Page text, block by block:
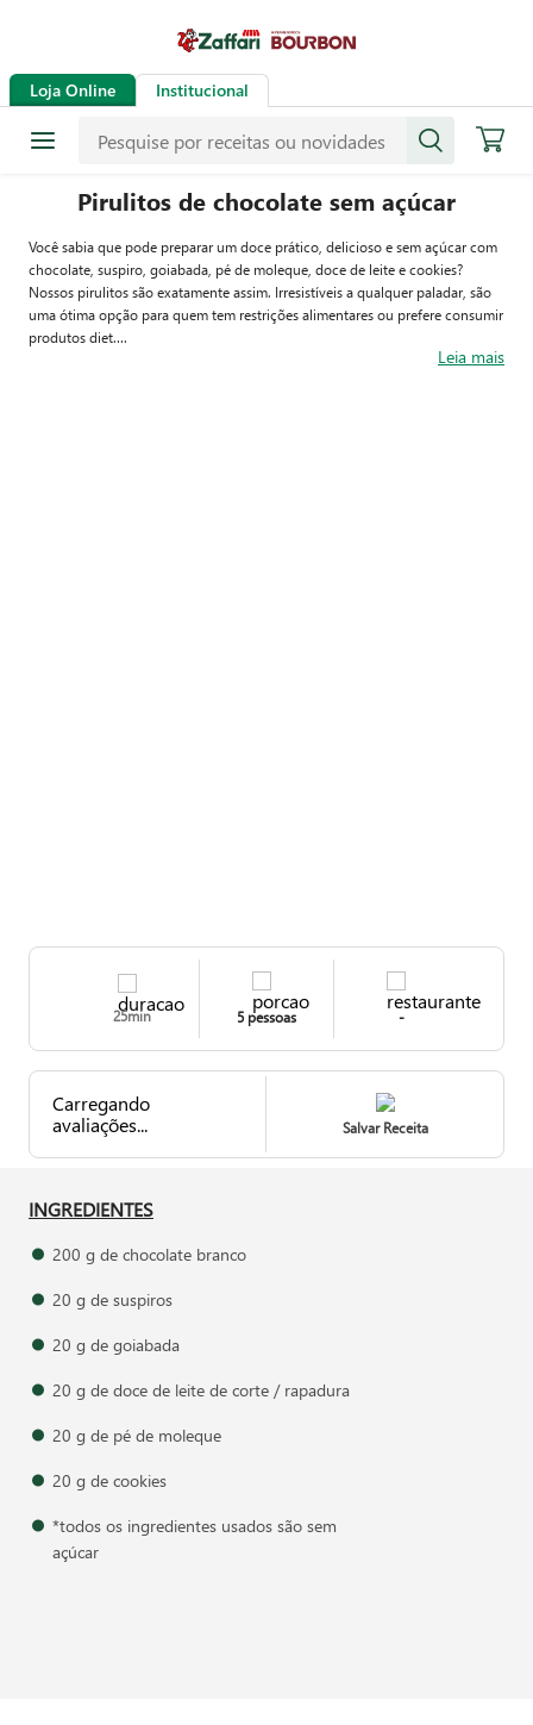
Loja Online Institucional
Pirulitos de chocolate sem açúcar
Você sabia que pode preparar um doce prático, delicioso e sem açúcar com
chocolate, suspiro, goiabada, pé de moleque, doce de leite e cookies?
Nossos pirulitos são exatamente assim. Irresistíveis a qualquer paladar, são
uma ótima opção para quem tem restrições alimentares ou prefere consumir
produtos diet.
Leia mais
25min 5 pessoas -
Seja o primeiro a avaliar. Salvar Receita
INGREDIENTES
200 g de chocolate branco
20 g de suspiros
20 g de goiabada
20 g de doce de leite de corte / rapadura
20 g de pé de moleque
20 g de cookies
*todos os ingredientes usados são sem
açúcar